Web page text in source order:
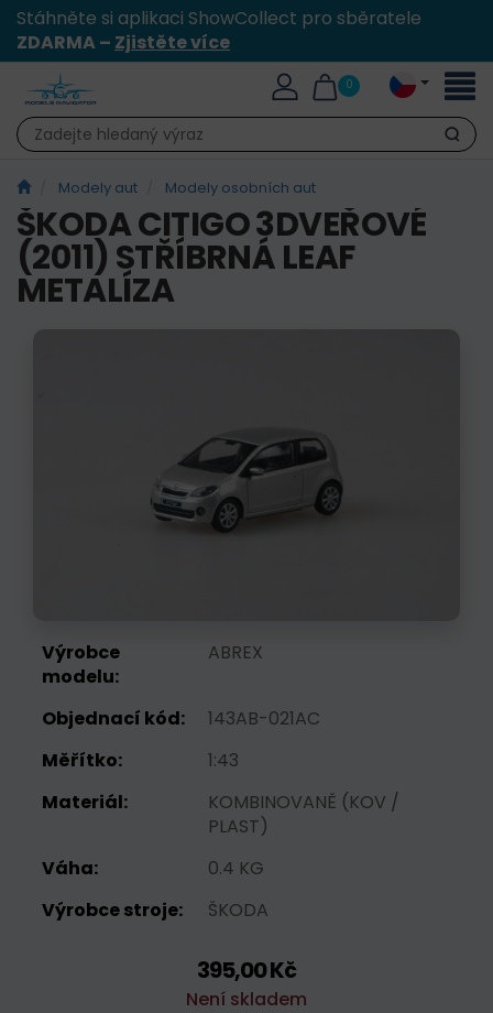
Stáhněte si aplikaci ShowCollect pro sběratele
ZDARMA – Zjistěte více
0
Hledat
Modely aut Modely osobních aut
ŠKODA CITIGO 3DVEŘOVÉ
(2011) STŘÍBRNÁ LEAF
METALÍZA
Výrobce
modelu:
ABREX
Objednací kód:
143AB-021AC
Měřítko:
1:43
Materiál:
KOMBINOVANĚ (KOV /
PLAST)
Váha:
0.4 KG
Výrobce stroje:
ŠKODA
395,00 Kč
Není skladem